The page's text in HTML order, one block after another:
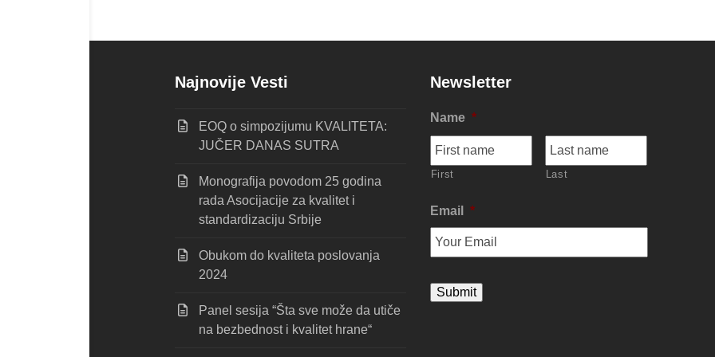
Najnovije Vesti
EOQ o simpozijumu KVALITETA:
JUČER DANAS SUTRA
Monografija povodom 25 godina
rada Asocijacije za kvalitet i
standardizaciju Srbije
Obukom do kvaliteta poslovanja
2024
Panel sesija “Šta sve može da utiče
na bezbednost i kvalitet hrane“
Newsletter
Name *
First Last
Email *